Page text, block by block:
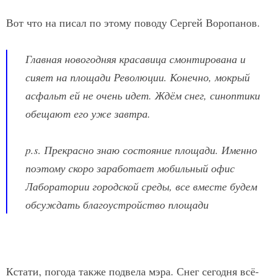
Вот что на писал по этому поводу Сергей Воропанов.
Главная новогодняя красавица смонтирована и
сияет на площади Революции. Конечно, мокрый
асфальт ей не очень идет. Ждём снег, синоптики
обещают его уже завтра.
p.s. Прекрасно знаю состояние площади. Именно
поэтому скоро заработает мобильный офис
Лаборатории городской среды, все вместе будем
обсуждать благоустройство площади
Кстати, погода также подвела мэра. Снег сегодня всё-